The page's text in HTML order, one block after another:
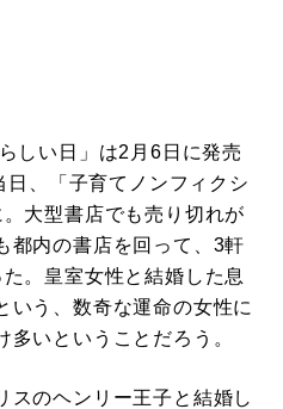
しい日」は2月6日に発売
、「子育てノンフィクシ
大型書店でも売り切れが
都内の書店を回って、3軒
。皇室女性と結婚した息
いう、数奇な運命の女性に
いということだろう。
のヘンリー王子と結婚し